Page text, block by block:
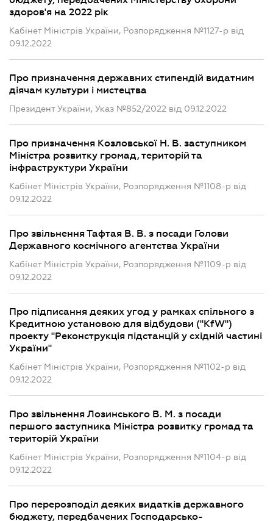
здоров'я на 2022 рік
Кабінет Міністрів України, Розпорядження №1127-р від
09.12.2022
Про призначення державних стипендій видатним
діячам культури і мистецтва
Президент України, Указ №852/2022 від 09.12.2022
Про призначення Козловської Н. В. заступником
Міністра розвитку громад, територій та
інфраструктури України
Кабінет Міністрів України, Розпорядження №1108-р від
09.12.2022
Про звільнення Тафтая В. В. з посади Голови
Державного космічного агентства України
Кабінет Міністрів України, Розпорядження №1109-р від
09.12.2022
Про підписання деяких угод у рамках спільного з
Кредитною установою для відбудови ("KfW")
проекту "Реконструкція підстанцій у східній частині
України"
Кабінет Міністрів України, Розпорядження №1102-р від
09.12.2022
Про звільнення Лозинського В. М. з посади
першого заступника Міністра розвитку громад та
територій України
Кабінет Міністрів України, Розпорядження №1104-р від
09.12.2022
Про перерозподіл деяких видатків державного
бюджету, передбачених Господарсько-